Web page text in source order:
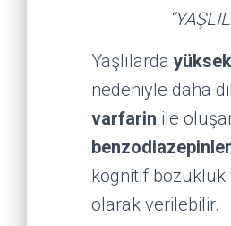
Yaşlılarda
nedeniyle daha
varfarin ile
benzodiazepinler
kognitif
olarak verilebilir.